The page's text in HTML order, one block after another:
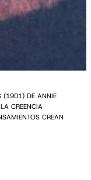
(1901) DE ANNIE
CREENCIA
CREAN